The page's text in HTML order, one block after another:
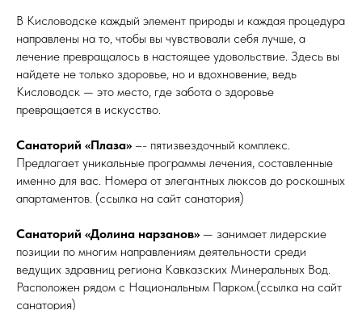
В Кисловодске каждый элемент природы и каждая процедура
направлены на то, чтобы вы чувствовали себя лучше, а
лечение превращалось в настоящее удовольствие. Здесь вы
найдете не только здоровье, но и вдохновение, ведь
Кисловодск — это место, где забота о здоровье
превращается в искусство.
Санаторий «Плаза» –- пятизвездочный комплекс.
Предлагает уникальные программы лечения, составленные
именно для вас. Номера от элегантных люксов до роскошных
апартаментов. (ссылка на сайт санатория)
Санаторий «Долина нарзанов» — занимает лидерские
позиции по многим направлениям деятельности среди
ведущих здравниц региона Кавказских Минеральных Вод.
Расположен рядом с Национальным Парком.(ссылка на сайт
санатория)